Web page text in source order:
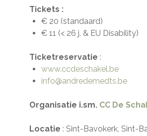
Tickets :
€ 20 (standaard)
€ 11 (< 26 j. & EU Disability)
Ticketreservatie :
www.ccdeschakel.be
info@andredemedts.be
Organisatie i.sm. CC De
Locatie : Sint-Bavokerk, Sint-